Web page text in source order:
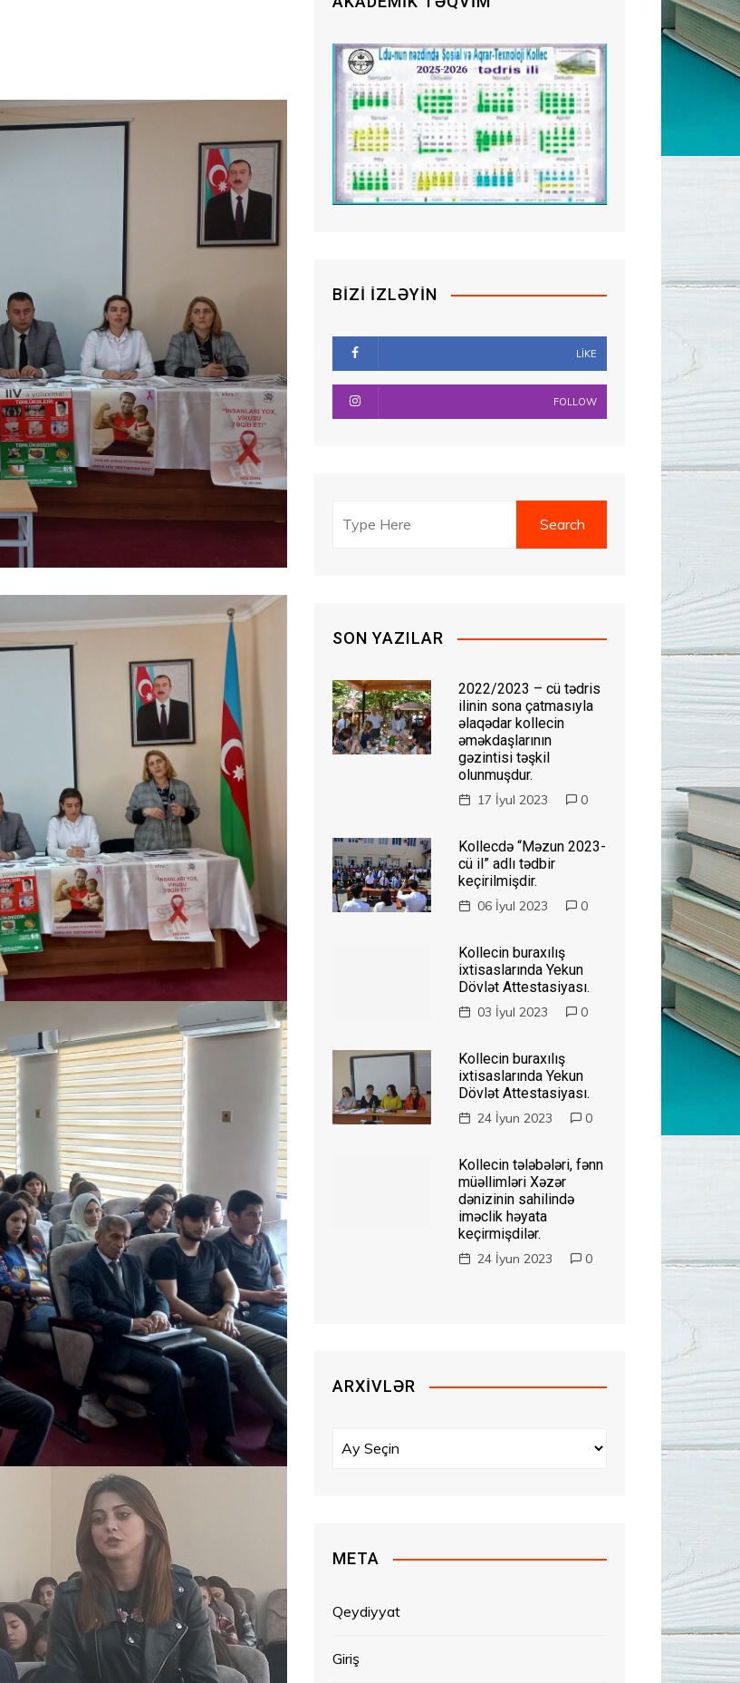
BIZI İZLƏYIN
LIKE
FOLLOW
SON YAZILAR
2022/2023 – cü tədris
ilinin sona çatmasıyla
əlaqədar kollecin
əməkdaşlarının
gəzintisi təşkil
olunmuşdur.
17 İyul 2023 0
Kollecdə “Məzun 2023-
cü il” adlı tədbir
keçirilmişdir.
06 İyul 2023 0
Kollecin buraxılış
ixtisaslarında Yekun
Dövlət Attestasiyası.
03 İyul 2023 0
Kollecin buraxılış
ixtisaslarında Yekun
Dövlət Attestasiyası.
24 İyun 2023 0
Kollecin tələbələri, fənn
müəllimləri Xəzər
dənizinin sahilində
iməclik həyata
keçirmişdilər.
24 İyun 2023 0
ARXIVLƏR
lMETA
Qeydiyyat
Giriş